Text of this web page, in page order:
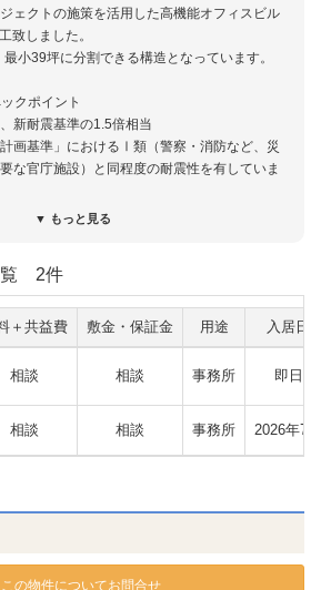
ェクトの施策を活用した高機能オフィスビル
致しました。
小39坪に分割できる構造となっています。
クポイント
新耐震基準の1.5倍相当
画基準」におけるⅠ類（警察・消防など、災
な官庁施設）と同程度の耐震性を有していま
事故時に本線が停電した際には、自動的に予
、電源供給の信頼性が高まります。
㎡の非常用電源供給及び非常用発電機の設
ブルが発生した場合、ビル側非常用発電機か
のテナント用非常用発電機の設置スペースが用
ィス」など、様々な環境認証を取得予定で、
ています。
スの採用、自然換気窓の採用など
▼ もっと見る
覧 2件
＋共益費 敷金・保証金 用途 入居日
相談 相談 事務所 即日
相談 相談 事務所 2026年7月
の物件についてお問合せ